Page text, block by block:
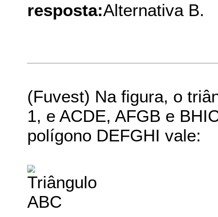
resposta:Alternativa B.
(Fuvest) Na figura, o
1, e ACDE, AFGB e
polígono DEFGHI vale: